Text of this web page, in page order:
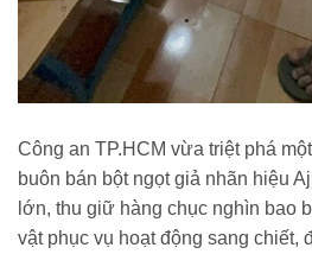
Công an TP.HCM vừa triệt phá
buôn bán bột ngọt giả nhãn hiệu
lớn, thu giữ hàng chục nghìn bao
vật phục vụ hoạt động sang chiết,